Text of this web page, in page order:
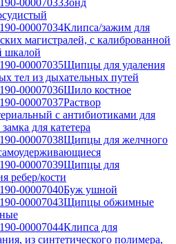
00007033Зонд
00007034Клипса/зажим для
магистралей, с калиброванной
шкалой
00007035Щипцы для удаления
тел из дыхательных путей
00007036Шило костное
00007037Раствор
с антибиотиками для
для катетера
00007038Щипцы для желчного
00007039Щипцы для
ребер/кости
00007040Буж ушной
00007043Щипцы обжимные
00007044Клипса для
из синтетического полимера,